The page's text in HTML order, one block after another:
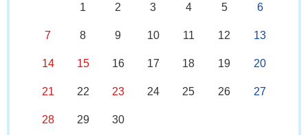
1 2 3 4 5 6
7 8 9 10 11 12 13
14 15 16 17 18 19 20
21 22 23 24 25 26 27
28 29 30